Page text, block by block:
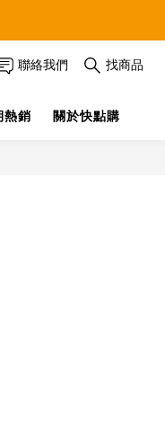
聯絡我們 找商品
熱銷 關於快點購